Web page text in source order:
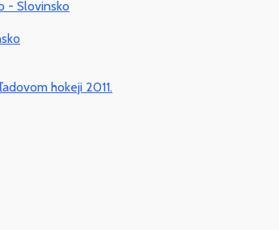
- Slovinsko
hokeji 2011.